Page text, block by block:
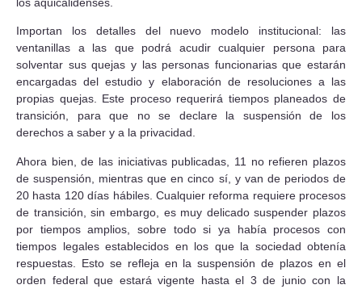
Importan los detalles del nuevo modelo institucional: las
ventanillas a las que podrá acudir cualquier persona para
solventar sus quejas y las personas funcionarias que estarán
encargadas del estudio y elaboración de resoluciones a las
propias quejas. Este proceso requerirá tiempos planeados de
transición, para que no se declare la suspensión de los
derechos a saber y a la privacidad.
Ahora bien, de las iniciativas publicadas, 11 no refieren plazos
de suspensión, mientras que en cinco sí, y van de periodos de
20 hasta 120 días hábiles. Cualquier reforma requiere procesos
de transición, sin embargo, es muy delicado suspender plazos
por tiempos amplios, sobre todo si ya había procesos con
tiempos legales establecidos en los que la sociedad obtenía
respuestas. Esto se refleja en la suspensión de plazos en el
orden federal que estará vigente hasta el 3 de junio con la